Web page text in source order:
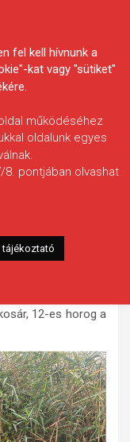
12-es horog a
fel kell hívnunk a
kat vagy "sütiket"
működéséhez
oldalunk egyes
pontjában olvashat
tájékoztató